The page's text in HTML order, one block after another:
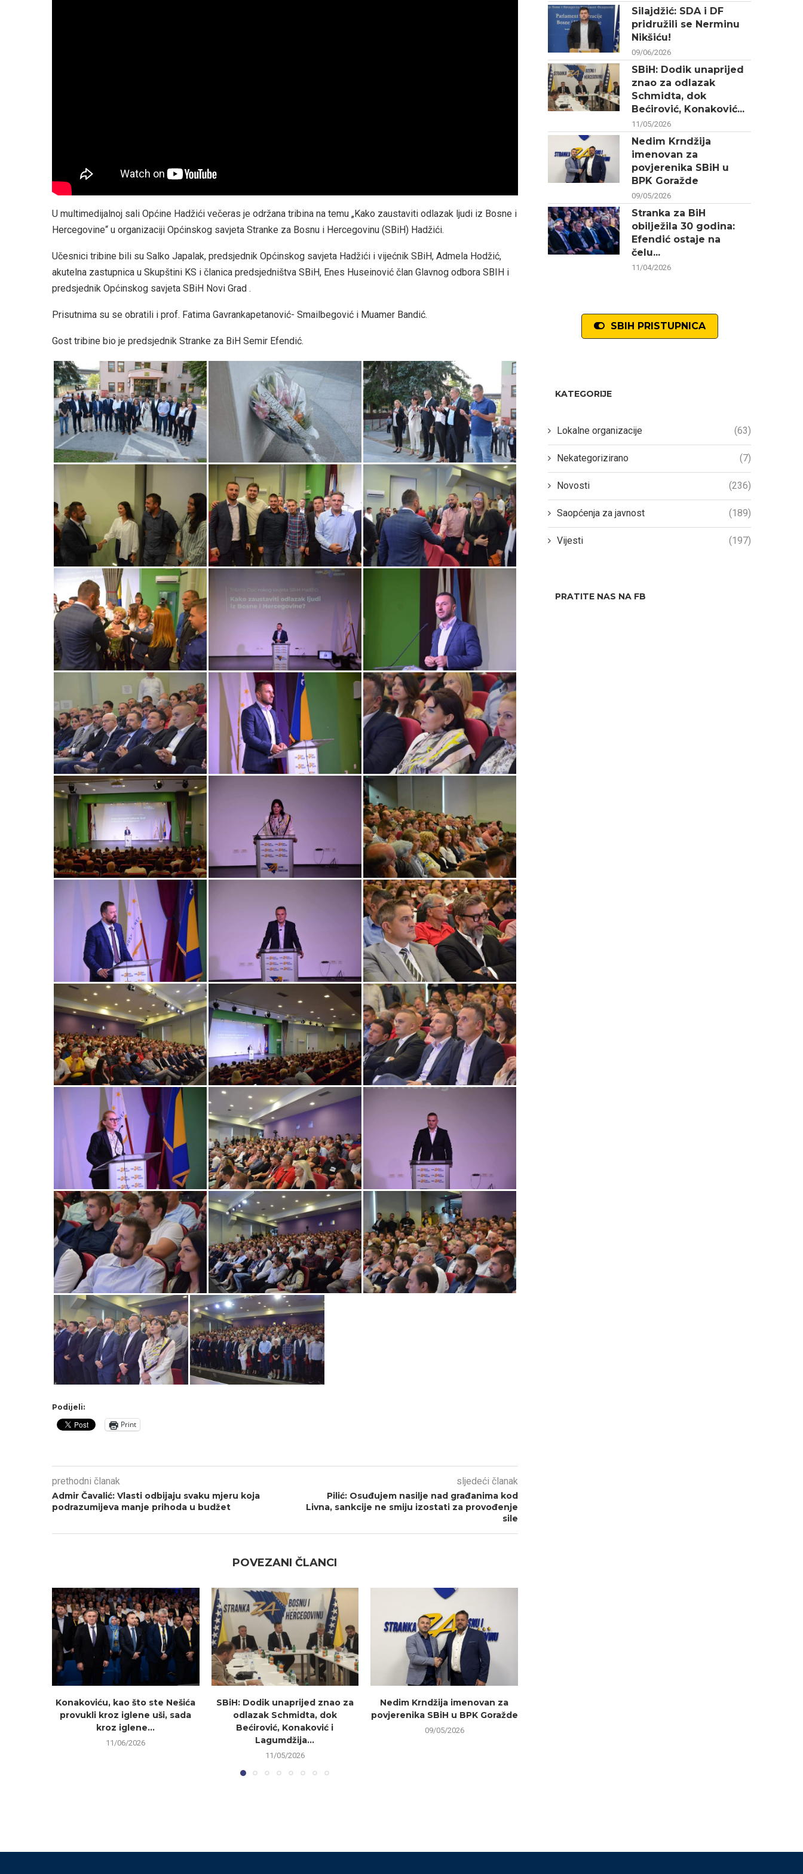
U multimedijalnoj sali Općine Hadžići večeras je održana tribina na temu „Kako zaustaviti odlazak ljudi iz Bosne i
Hercegovine“ u organizaciji Općinskog savjeta Stranke za Bosnu i Hercegovinu (SBiH) Hadžići.
Učesnici tribine bili su Salko Japalak, predsjednik Općinskog savjeta Hadžići i vijećnik SBiH, Admela Hodžić,
akutelna zastupnica u Skupštini KS i članica predsjedništva SBiH, Enes Huseinović član Glavnog odbora SBIH i
predsjednik Općinskog savjeta SBiH Novi Grad .
Prisutnima su se obratili i prof. Fatima Gavrankapetanović- Smailbegović i Muamer Bandić.
Gost tribine bio je predsjednik Stranke za BiH Semir Efendić.
Podijeli:
Print
prethodni članak
Admir Čavalić: Vlasti odbijaju svaku mjeru koja
podrazumijeva manje prihoda u budžet
sljedeći članak
Pilić: Osuđujem nasilje nad građanima kod
Livna, sankcije ne smiju izostati za provođenje
sile
POVEZANI ČLANCI
Konakoviću, kao što ste Nešića
provukli kroz iglene uši, sada
kroz iglene...
11/06/2026
SBiH: Dodik unaprijed znao za
odlazak Schmidta, dok
Bećirović, Konaković i
Lagumdžija...
11/05/2026
Nedim Krndžija imenovan za
povjerenika SBiH u BPK Goražde
09/05/2026
Silajdžić: SDA i DF
pridružili se Nerminu
Nikšiću!
09/06/2026
SBiH: Dodik unaprijed
znao za odlazak
Schmidta, dok
Bećirović, Konaković...
11/05/2026
Nedim Krndžija
imenovan za
povjerenika SBiH u
BPK Goražde
09/05/2026
Stranka za BiH
obilježila 30 godina:
Efendić ostaje na
čelu...
11/04/2026
SBIH PRISTUPNICA
KATEGORIJE
Lokalne organizacije (63)
Nekategorizirano (7)
Novosti (236)
Saopćenja za javnost (189)
Vijesti (197)
PRATITE NAS NA FB